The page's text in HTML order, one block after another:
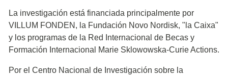
La investigación está financiada principalmente por
VILLUM FONDEN, la Fundación Novo Nordisk, "la Caixa"
y los programas de la Red Internacional de Becas y
Formación Internacional Marie Sklowowska-Curie Actions.
Por el Centro Nacional de Investigación sobre la